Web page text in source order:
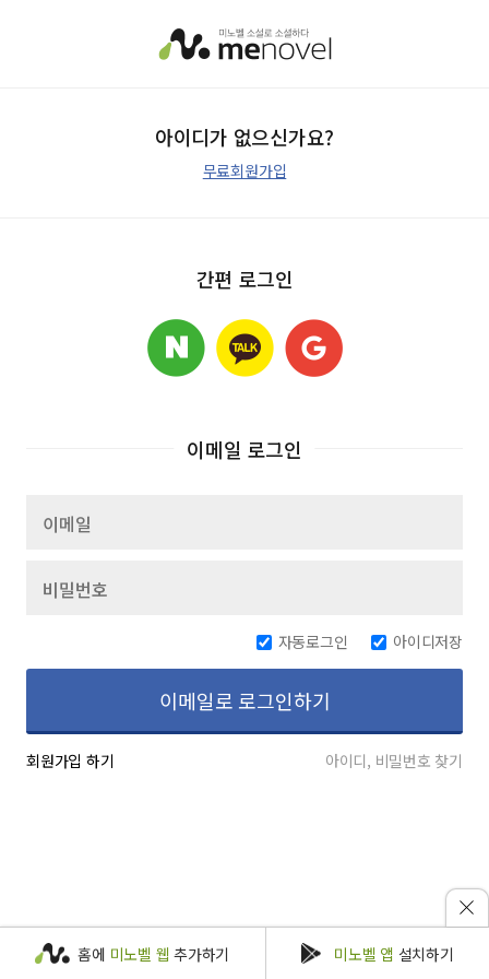
아이디가 없으신가요?
무료회원가입
간편 로그인
이메일 로그인
자동로그인 아이디저장
이메일로 로그인하기
회원가입 하기 아이디, 비밀번호 찾기
홈에 미노벨 웹 추가하기 미노벨 앱 설치하기